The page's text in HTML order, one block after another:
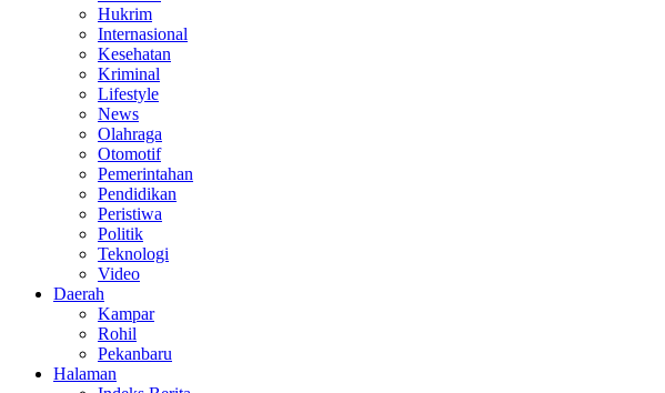
Hukrim
Internasional
Kesehatan
Kriminal
Lifestyle
News
Olahraga
Otomotif
Pemerintahan
Pendidikan
Peristiwa
Politik
Teknologi
Video
Daerah
Kampar
Rohil
Pekanbaru
Halaman